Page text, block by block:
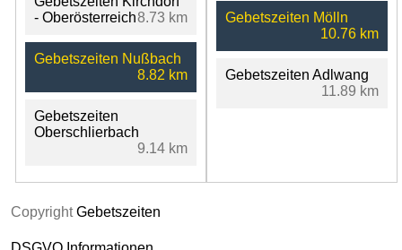
- Oberösterreich8.73 km
Gebetszeiten Nußbach
8.82 km
Gebetszeiten
Oberschlierbach
9.14 km
Gebetszeiten Mölln
10.76 km
Gebetszeiten Adlwang
11.89 km
CopyrightGebetszeiten